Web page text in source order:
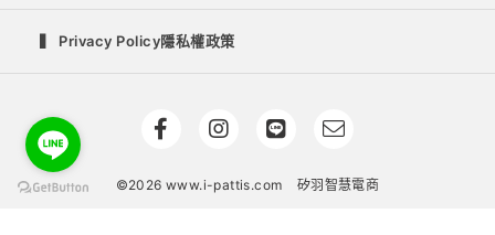
▍ Privacy Policy隱私權政策
©2026 www.i-pattis.com 矽羽智慧電商